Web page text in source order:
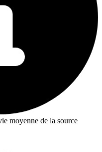
moyenne de la source